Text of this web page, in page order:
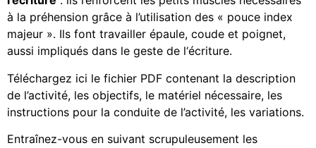
à la préhension grâce à l’utilisation des « pouce index
majeur ». Ils font travailler épaule, coude et poignet,
aussi impliqués dans le geste de l‘écriture.
Téléchargez ici le fichier PDF contenant la description
de l’activité, les objectifs, le matériel nécessaire, les
instructions pour la conduite de l’activité, les variations.
Entraînez-vous en suivant scrupuleusement les